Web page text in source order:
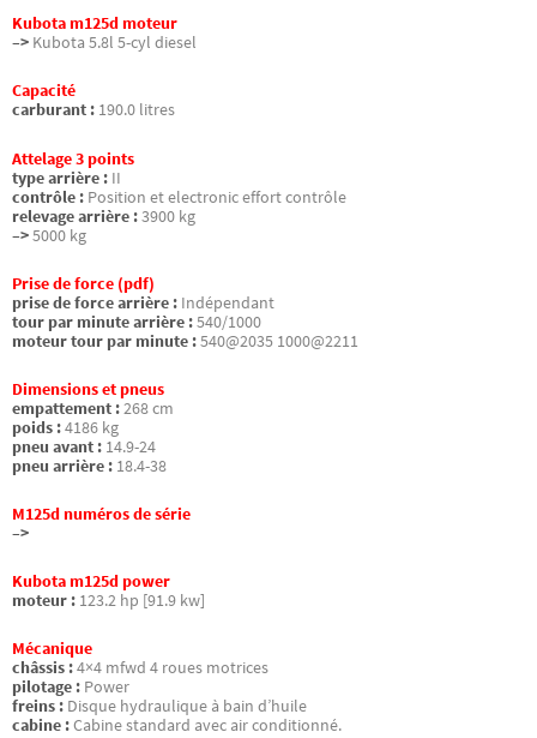
Kubota m125d moteur
–> Kubota 5.8l 5-cyl diesel
Capacité
carburant : 190.0 litres
Attelage 3 points
type arrière : II
contrôle : Position et electronic effort contrôle
relevage arrière :3900 kg
–>5000 kg
Prise de force (pdf)
prise de force arrière : Indépendant
tour par minute arrière :540/1000
moteur tour par minute :540@2035 1000@2211
Dimensions et pneus
empattement :268 cm
poids :4186 kg
pneu avant : 14.9-24
pneu arrière : 18.4-38
M125d numéros de série
–>
Kubota m125d power
moteur : 123.2 hp [91.9 kw]
Mécanique
châssis :4×4 mfwd 4 roues motrices
pilotage : Power
freins : Disque hydraulique à bain d’huile
cabine :Cabine standard avec air conditionné.